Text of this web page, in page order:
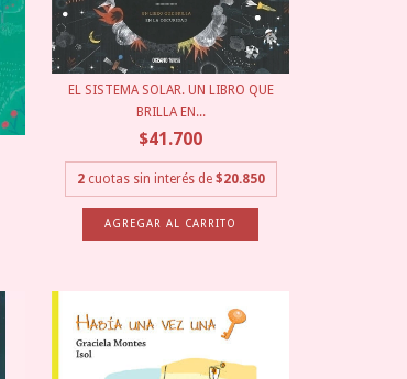
EL SISTEMA SOLAR. UN LIBRO QUE
BRILLA EN...
$41.700
2 cuotas sin interés de $20.850